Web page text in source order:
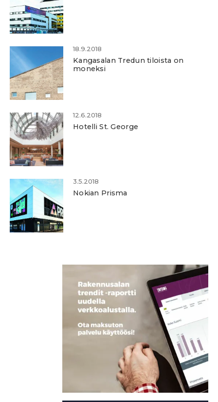
18.9.2018
Kangasalan Tredun tiloista on
moneksi
12.6.2018
Hotelli St. George
3.5.2018
Nokian Prisma